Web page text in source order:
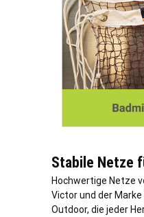
Stabile Netze
Hochwertige Netze
Victor und der
Outdoor, die jeder